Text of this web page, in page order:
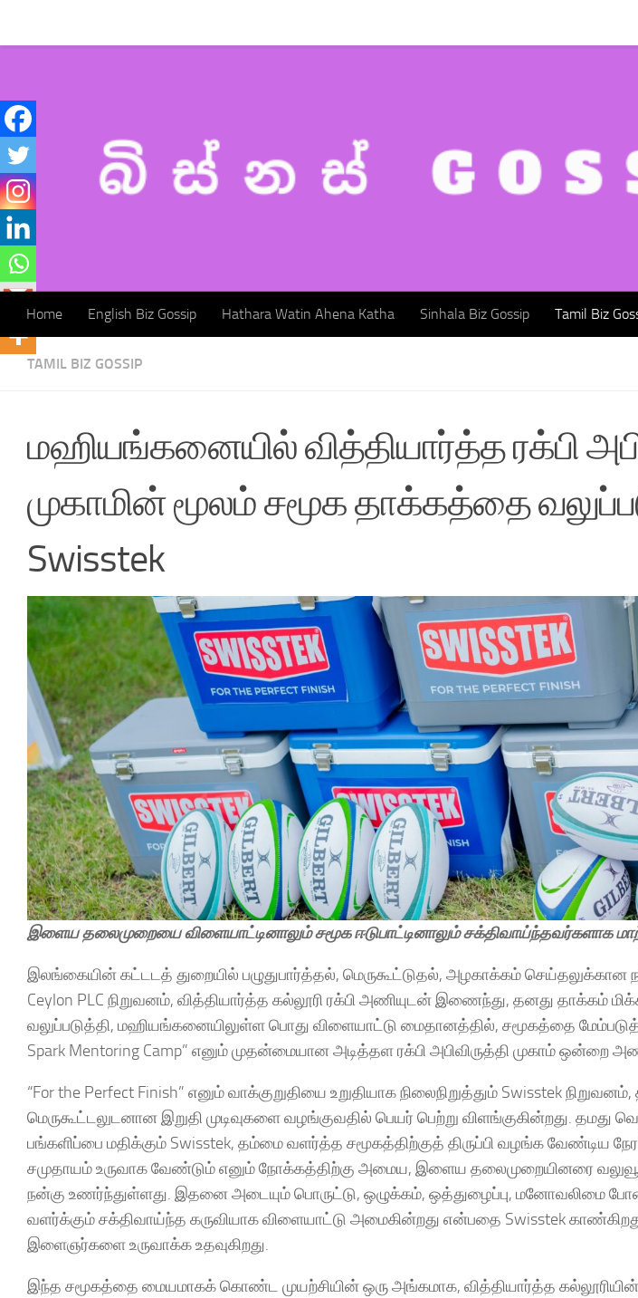
Home English Biz Gossip Hathara Watin Ahena Katha Sinhala Biz Gossip Tamil Biz
TAMIL BIZ GOSSIP
மஹியங்கனையில் வித்தியார்த்த ரக்பி
முகாமின் மூலம் சமூக தாக்கத்தை
Swisstek
இளைய தலைமுறையை விளையாட்டினாலும் சமூக ஈடுபாட்டினாலும் சக்திவாய்ந்தவர்களாக
இலங்கையின் கட்டடத் துறையில் பழுதுபார்த்தல், மெருகூட்டுதல், அழகாக்கம் செய்தலுக்கான
Ceylon PLC நிறுவனம், வித்தியார்த்த கல்லூரி ரக்பி அணியுடன் இணைந்து, தனது தாக்கம்
வலுப்படுத்தி, மஹியங்கனையிலுள்ள பொது விளையாட்டு மைதானத்தில், சமூகத்தை
Spark Mentoring Camp” எனும் முதன்மையான அடித்தள ரக்பி அபிவிருத்தி முகாம் ஒன்றை
“For the Perfect Finish” எனும் வாக்குறுதியை உறுதியாக நிலைநிறுத்தும் Swisstek
மெருகூட்டலுடனான இறுதி முடிவுகளை வழங்குவதில் பெயர் பெற்று விளங்குகின்றது. தமது
பங்களிப்பை மதிக்கும் Swisstek, தம்மை வளர்த்த சமூகத்திற்குத் திருப்பி வழங்க வேண்டிய
சமுதாயம் உருவாக வேண்டும் எனும் நோக்கத்திற்கு அமைய, இளைய தலைமுறையினரை
நன்கு உணர்ந்துள்ளது. இதனை அடையும் பொருட்டு, ஒழுக்கம், ஒத்துழைப்பு, மனோவலிமை
வளர்க்கும் சக்திவாய்ந்த கருவியாக விளையாட்டு அமைகின்றது என்பதை Swisstek
இளைஞர்களை உருவாக்க உதவுகிறது.
இந்த சமூகத்தை மையமாகக் கொண்ட முயற்சியின் ஒரு அங்கமாக, வித்தியார்த்த கல்லூரியின்